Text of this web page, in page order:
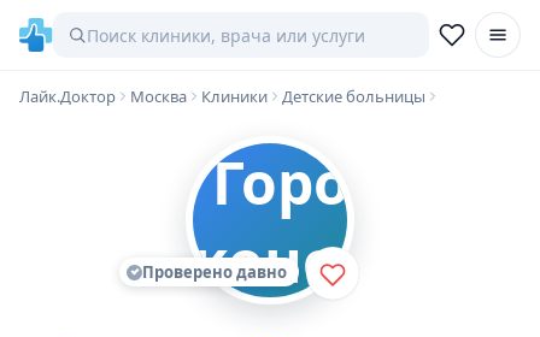
Лайк.Доктор Москва Клиники Детские больницы
Проверено давно